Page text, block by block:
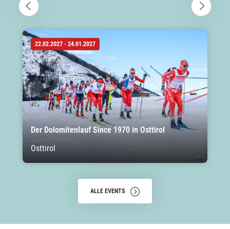
22.02.2027 - 24.01.2027
Der Dolomitenlauf Since 1970 in Osttirol
Osttirol
ALLE EVENTS